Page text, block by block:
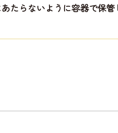
たらないように容器で保管